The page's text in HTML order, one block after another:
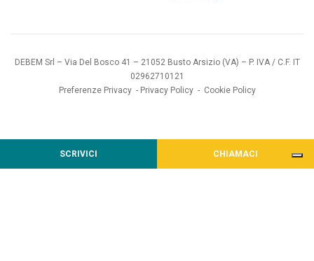
SCRIVICI CHIAMACI
DEBEM Srl – Via Del Bosco 41 – 21052 Busto Arsizio (VA) – P. IVA / C.F. IT
02962710121
Preferenze Privacy - Privacy Policy - Cookie Policy
Informativa sulla raccolta